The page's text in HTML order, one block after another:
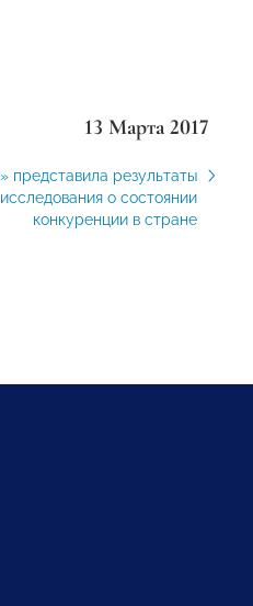
13 Марта 2017
результаты
о состоянии
конкуренции в стране